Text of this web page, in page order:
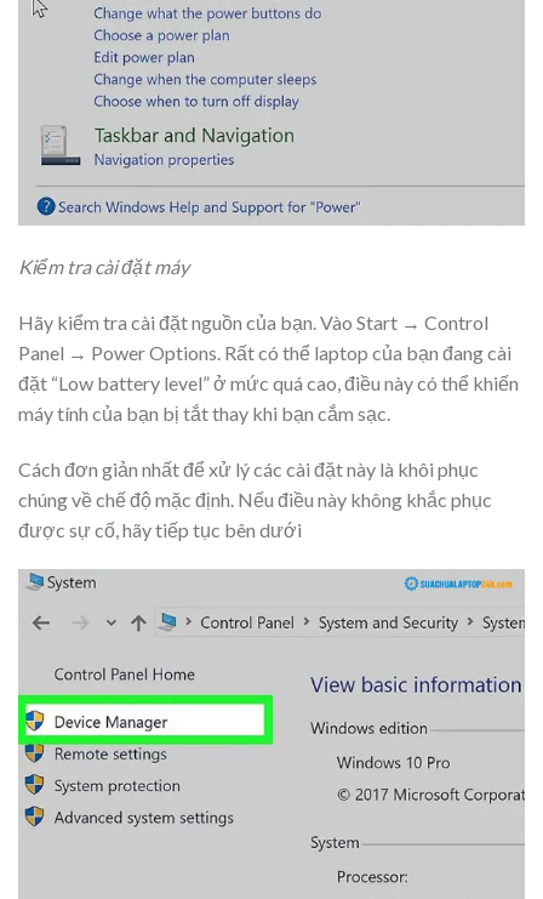
Kiểm tra cài đặt máy
Hãy kiểm tra cài đặt nguồn của bạn. Vào Start → Control
Panel → Power Options. Rất có thể laptop của bạn đang cài
đặt “Low battery level” ở mức quá cao, điều này có thể khiến
máy tính của bạn bị tắt thay khi bạn cắm sạc.
Cách đơn giản nhất để xử lý các cài đặt này là khôi phục
chúng về chế độ mặc định. Nếu điều này không khắc phục
được sự cố, hãy tiếp tục bên dưới